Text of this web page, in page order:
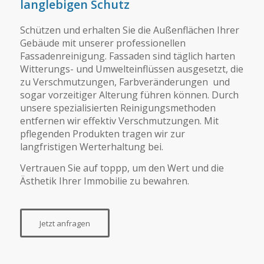
langlebigen Schutz
Schützen und erhalten Sie die Außenflächen Ihrer
Gebäude mit unserer professionellen
Fassadenreinigung. Fassaden sind täglich harten
Witterungs- und Umwelteinflüssen ausgesetzt, die
zu Verschmutzungen, Farbveränderungen und
sogar vorzeitiger Alterung führen können. Durch
unsere spezialisierten Reinigungsmethoden
entfernen wir effektiv Verschmutzungen. Mit
pflegenden Produkten tragen wir zur
langfristigen Werterhaltung bei.
Vertrauen Sie auf toppp, um den Wert und die
Ästhetik Ihrer Immobilie zu bewahren.
Jetzt anfragen